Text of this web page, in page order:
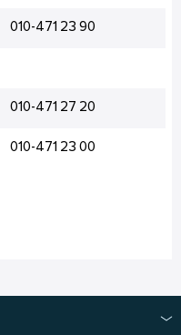
010-471 23 90
010-471 27 20
010-471 23 00